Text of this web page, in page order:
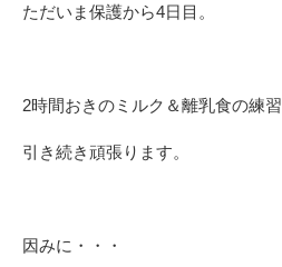
ただいま保護から4日目。
2時間おきのミルク＆離乳食の練習
引き続き頑張ります。
因みに・・・